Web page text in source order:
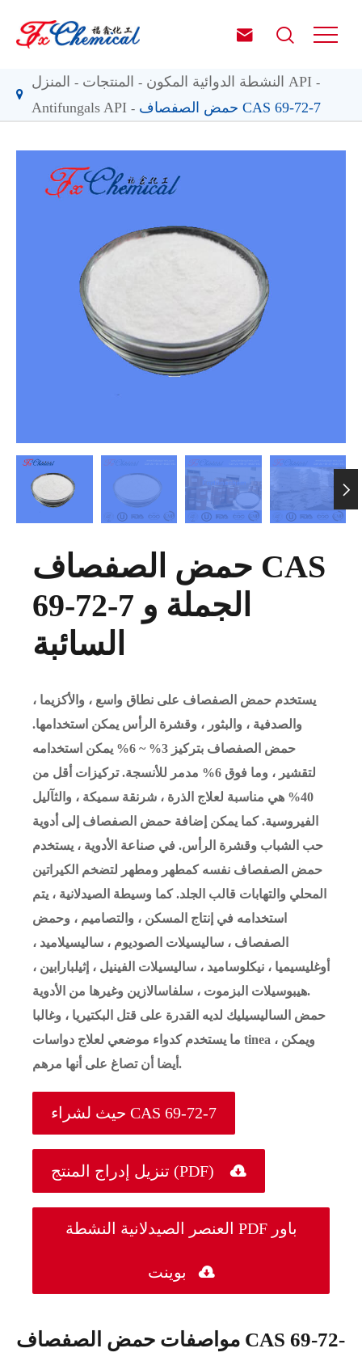
 
المنزل المنتجات
النشطة الدوائية المكون API
Antifungals API
حمض الصفصاف CAS 69-72-7

حمض الصفصاف CAS
69-72-7 الجملة و
السائبة
يستخدم حمض الصفصاف على نطاق واسع ، والأكزيما ،
والصدفية ، والبثور ، وقشرة الرأس يمكن استخدامها.
حمض الصفصاف بتركيز 3% ~ 6% يمكن استخدامه
لتقشير ، وما فوق 6% مدمر للأنسجة. تركيزات أقل من
40% هي مناسبة لعلاج الذرة ، شرنقة سميكة ، والثآليل
الفيروسية. كما يمكن إضافة حمض الصفصاف إلى أدوية
حب الشباب وقشرة الرأس. في صناعة الأدوية ، يستخدم
حمض الصفصاف نفسه كمطهر ومطهر لتضخم الكيراتين
المحلي والتهابات قالب الجلد. كما وسيطة الصيدلانية ، يتم
استخدامه في إنتاج المسكن ، والتصاميم ، وحمض
الصفصاف ، ساليسيلات الصوديوم ، ساليسيلاميد ،
أوغليسيميا ، نيكلوساميد ، ساليسيلات الفينيل ، إثيلبارابين ،
هيبوسيلات البزموت ، سلفاسالازين وغيرها من الأدوية.
حمض الساليسيليك لديه القدرة على قتل البكتيريا ، وغالبا
ما يستخدم كدواء موضعي لعلاج دواسات tinea ، ويمكن
أيضا أن تصاغ على أنها مرهم.
حيث لشراء CAS 69-72-7
تنزيل إدراج المنتج (PDF) 
العنصر الصيدلانية النشطة PDF باور
بوينت 
مواصفات حمض الصفصاف CAS 69-72-